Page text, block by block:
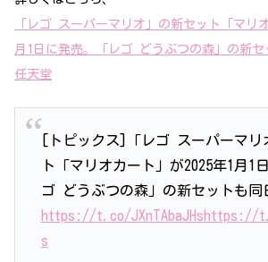
「レゴ スーパーマリオ」の新セット「マリ
月1日に発売。「レゴ どうぶつの森」の新
任天堂
[トピックス]「レゴ スーパーマリ
ト「マリオカート」が2025年1月1
ゴ どうぶつの森」の新セットも同
https://t.co/JXnTAbaJHshttps://
s